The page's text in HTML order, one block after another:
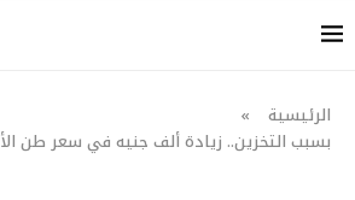
الرئيسية
»
بسبب التخزين.. زيادة ألف جنيه في سعر طن